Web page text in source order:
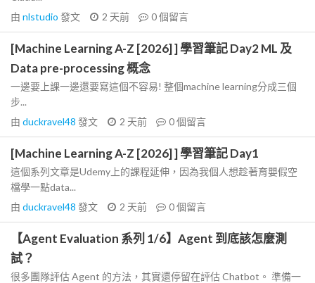
由 nlstudio 發文 2 天前 0個留言
[Machine Learning A-Z [2026] ] 學習筆記 Day2 ML 及
Data pre-processing 概念
一邊要上課一邊還要寫這個不容易! 整個machine learning分成三個
步...
由 duckravel48 發文 2 天前 0個留言
[Machine Learning A-Z [2026] ] 學習筆記 Day1
這個系列文章是Udemy上的課程延伸，因為我個人想趁著育嬰假空
檔學一點data...
由 duckravel48 發文 2 天前 0個留言
【Agent Evaluation 系列 1/6】Agent 到底該怎麼測
試？
很多團隊評估 Agent 的方法，其實還停留在評估 Chatbot。 準備一